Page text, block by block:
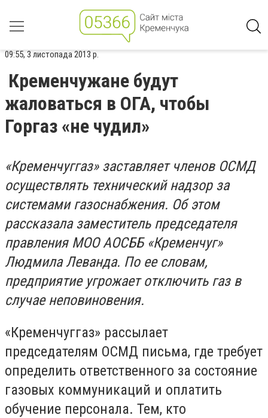
09:55, 3 листопада 2013 р.
Кременчужане будут
жаловаться в ОГА, чтобы
Горгаз «не чудил»
«Кременчуггаз» заставляет членов ОСМД
осуществлять технический надзор за
системами газоснабжения. Об этом
рассказала заместитель председателя
правления МОО АОСББ «Кременчуг»
Людмила Леванда. По ее словам,
предприятие угрожает отключить газ в
случае неповиновения.
«Кременчуггаз» рассылает
председателям ОСМД письма, где требует
определить ответственного за состояние
газовых коммуникаций и оплатить
обучение персонала. Тем, кто